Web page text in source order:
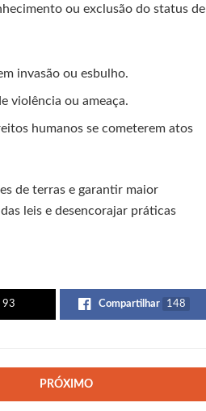
ou exclusão do status de
invasão ou esbulho.
violência ou ameaça.
humanos se cometerem atos
de terras e garantir maior
leis e desencorajar práticas
93 Compartilhar 148
PRÓXIMO